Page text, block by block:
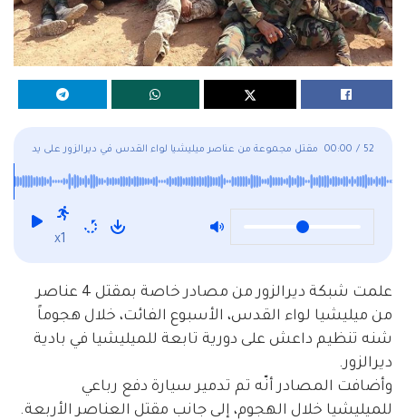
مقتل مجموعة من عناصر ميليشيا لواء القدس في ديرالزور على يد
تنظيم داعش
00:00 / 52
x1
علمت شبكة ديرالزور من مصادر خاصة بمقتل 4 عناصر
من ميليشيا لواء القدس، الأسبوع الفائت، خلال هجوماً
شنه تنظيم داعش على دورية تابعة للميليشيا في بادية
ديرالزور.
وأضافت المصادر أنّه تم تدمير سيارة دفع رباعي
للميليشيا خلال الهجوم، إلى جانب مقتل العناصر الأربعة.